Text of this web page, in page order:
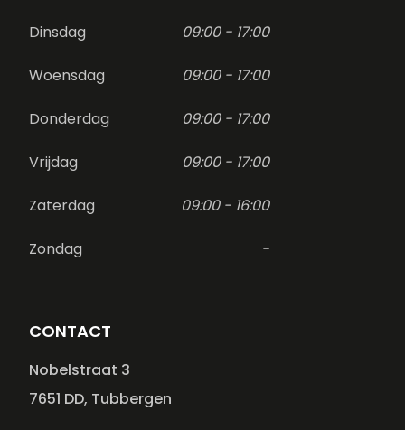
Dinsdag 09:00 - 17:00
Woensdag 09:00 - 17:00
Donderdag 09:00 - 17:00
Vrijdag 09:00 - 17:00
Zaterdag 09:00 - 16:00
Zondag -
CONTACT
Nobelstraat 3
7651 DD, Tubbergen